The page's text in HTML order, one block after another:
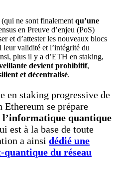
ne sont finalementqu’une
en Preuve d’enjeu (PoS)
et d’attester les nouveaux blocs
leur validité et l’intégrité du
plus il y a d’ETH en staking,
devient prohibitif,
et décentralisé.
en staking progressive de
se prépare
l’informatique quantique
est à la base de toute
a ainsi dédié une
quantique du réseau